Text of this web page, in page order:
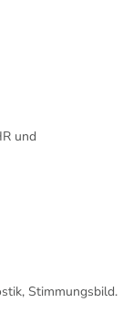
und
Stimmungsbild.